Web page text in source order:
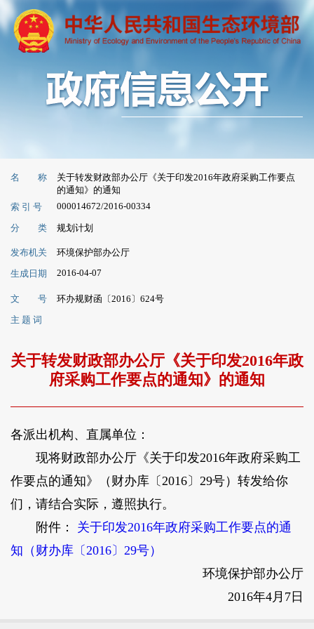
名 称
关于转发财政部办公厅《关于印发2016年政府采购工作要点
的通知》的通知
索 引 号
000014672/2016-00334
分 类 规划计划
发布机关
环境保护部办公厅
生成日期
2016-04-07
文 号
环办规财函〔2016〕624号
主 题 词
关于转发财政部办公厅《关于印发2016年政
府采购工作要点的通知》的通知
各派出机构、直属单位：
现将财政部办公厅《关于印发2016年政府采购工
作要点的通知》（财办库〔2016〕29号）转发给你
们，请结合实际，遵照执行。
附件： 关于印发2016年政府采购工作要点的通
知（财办库〔2016〕29号）
环境保护部办公厅
2016年4月7日